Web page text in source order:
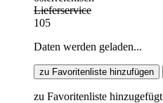
Lieferservice
105
Daten werden geladen...
zu Favoritenliste hinzufügen
zu Favoritenliste hinzugefügt